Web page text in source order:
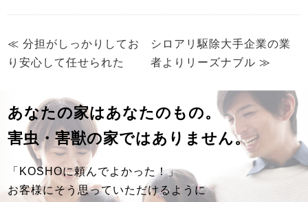
≪分担がしっかりしてお
り安心して任せられた
シロアリ駆除大手企業の業
者よりリーズナブル ≫
あなたの家はあなたのもの。
害虫・害獣の家ではありません。
「KOSHOに頼んでよかった！」
お客様にそう思っていただけるように